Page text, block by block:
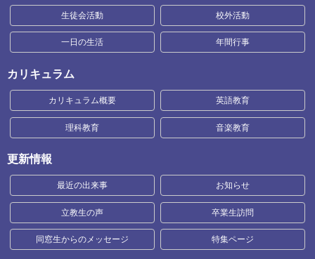
生徒会活動 校外活動
一日の生活 年間行事
カリキュラム
カリキュラム概要 英語教育
理科教育 音楽教育
更新情報
最近の出来事 お知らせ
立教生の声 卒業生訪問
同窓生からのメッセージ 特集ページ